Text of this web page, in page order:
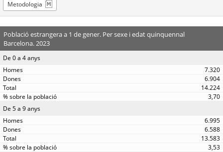
Metodologia
Població estrangera a 1 de gener. Per sexe i edat quinquennal
Barcelona. 2023
De 0 a 4 anys
7.320
6.904
14.224
3,70
De 5 a 9 anys
6.995
6.588
13.583
3,53